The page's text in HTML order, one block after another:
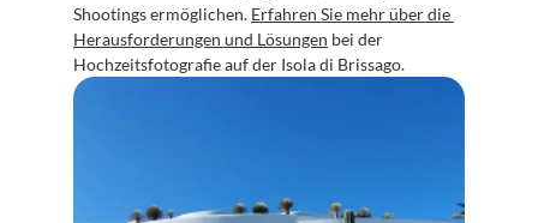
Shootings ermöglichen. Erfahren Sie mehr über die
Herausforderungen und Lösungen bei der
Hochzeitsfotografie auf der Isola di Brissago.